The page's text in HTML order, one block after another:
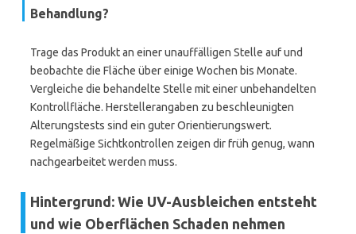
Behandlung?
Trage das Produkt an einer unauffälligen Stelle auf und
beobachte die Fläche über einige Wochen bis Monate.
Vergleiche die behandelte Stelle mit einer unbehandelten
Kontrollfläche. Herstellerangaben zu beschleunigten
Alterungstests sind ein guter Orientierungswert.
Regelmäßige Sichtkontrollen zeigen dir früh genug, wann
nachgearbeitet werden muss.
Hintergrund: Wie UV-Ausbleichen entsteht
und wie Oberflächen Schaden nehmen